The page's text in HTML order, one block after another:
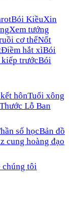
Bói KiềuXin
Xem tướng
cơ thểNốt
Điềm hắt xìBói
trướcBói
hônTuổi xông
Thước Lỗ Ban
số họcBản đồ
cung hoàng đạo
chúng tôi